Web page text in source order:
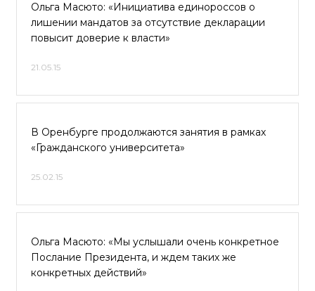
Ольга Масюто: «Инициатива единороссов о
лишении мандатов за отсутствие декларации
повысит доверие к власти»
21.05.15
В Оренбурге продолжаются занятия в рамках
«Гражданского университета»
25.02.15
Ольга Масюто: «Мы услышали очень конкретное
Послание Президента, и ждем таких же
конкретных действий»